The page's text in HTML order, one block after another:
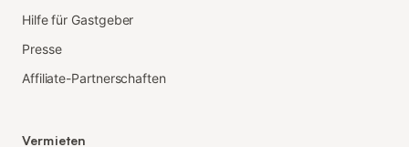
Hilfe für Gastgeber
Presse
Affiliate-Partnerschaften
Vermieten